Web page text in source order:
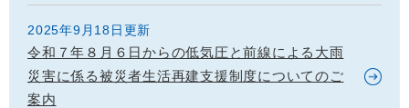
2025年9月18日更新
令和７年８月６日からの低気圧と前線による大雨
災害に係る被災者生活再建支援制度についてのご
案内